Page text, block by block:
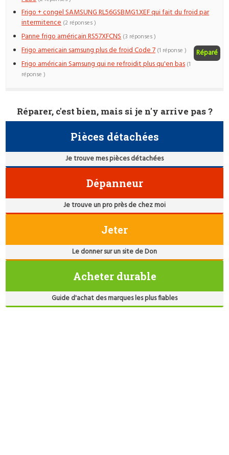
Frigo + congel SAMSUNG RL56GSBMG1.XEF qui fait du froid par
intermitence (2 réponses )
Panne frigo américain RS57XFCNS (3 réponses )
Frigo americain samsung plus de froid Code 7 Réparé
(1 réponse )
Frigo américain Samsung qui ne refroidit plus qu'en bas (1
réponse )
Réparer, c'est bien, mais si je n'y arrive pas ?
Pièces détachées
Je trouve mes pièces détachées
Dépanneur
Je trouve un pro près de chez moi
Jeter
Le donner sur un site de Don
Acheter durable
Guide d'achat des marques les plus fiables